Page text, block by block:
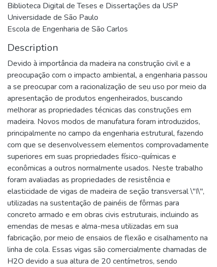
Biblioteca Digital de Teses e Dissertações da USP
Universidade de São Paulo
Escola de Engenharia de São Carlos
Description
Devido à importância da madeira na construção civil e a
preocupação com o impacto ambiental, a engenharia passou
a se preocupar com a racionalização de seu uso por meio da
apresentação de produtos engenheirados, buscando
melhorar as propriedades técnicas das construções em
madeira. Novos modos de manufatura foram introduzidos,
principalmente no campo da engenharia estrutural, fazendo
com que se desenvolvessem elementos comprovadamente
superiores em suas propriedades físico-químicas e
econômicas a outros normalmente usados. Neste trabalho
foram avaliadas as propriedades de resistência e
elasticidade de vigas de madeira de seção transversal \"I\",
utilizadas na sustentação de painéis de fôrmas para
concreto armado e em obras civis estruturais, incluindo as
emendas de mesas e alma-mesa utilizadas em sua
fabricação, por meio de ensaios de flexão e cisalhamento na
linha de cola. Essas vigas são comercialmente chamadas de
H2O devido a sua altura de 20 centímetros, sendo